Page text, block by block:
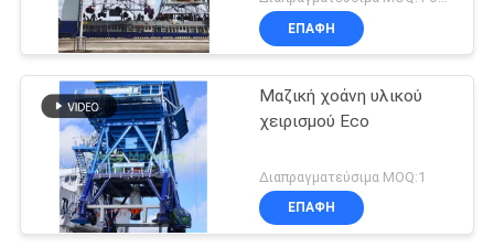
ΕΠΑΦΉ
Μαζική χοάνη υλικού
χειρισμού Eco
Διαπραγματεύσιμα MOQ:1
ΕΠΑΦΉ